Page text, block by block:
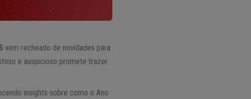
vem recheado de novidades para
e auspicioso promete trazer
insights sobre como o Ano